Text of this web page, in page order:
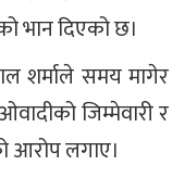
भान दिएको छ।
शर्माले समय मागेर
जिम्मेवारी र
आरोप लगाए।